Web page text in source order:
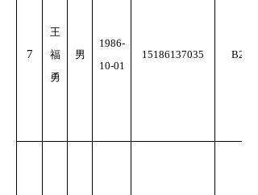
7
王
福
勇
男
1986-
10-01
15186137035 B2